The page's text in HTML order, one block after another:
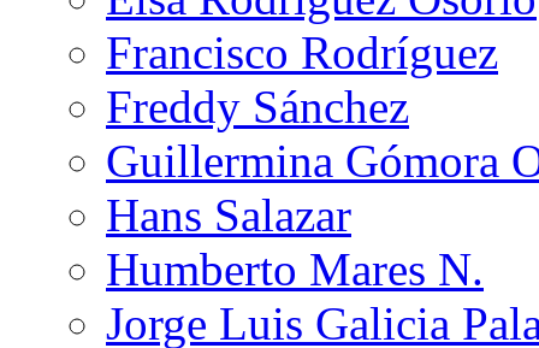
Francisco Rodríguez
Freddy Sánchez
Guillermina Gómora
Hans Salazar
Humberto Mares N.
Jorge Luis Galicia